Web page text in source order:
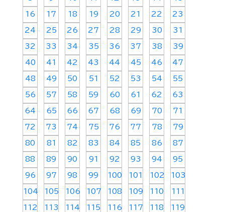
16 17 18 19 20 21 22 23
24 25 26 27 28 29 30 31
32 33 34 35 36 37 38 39
40 41 42 43 44 45 46 47
48 49 50 51 52 53 54 55
56 57 58 59 60 61 62 63
64 65 66 67 68 69 70 71
72 73 74 75 76 77 78 79
80 81 82 83 84 85 86 87
88 89 90 91 92 93 94 95
96 97 98 99 100 101 102 103
104 105 106 107 108 109 110 111
112 113 114 115 116 117 118 119